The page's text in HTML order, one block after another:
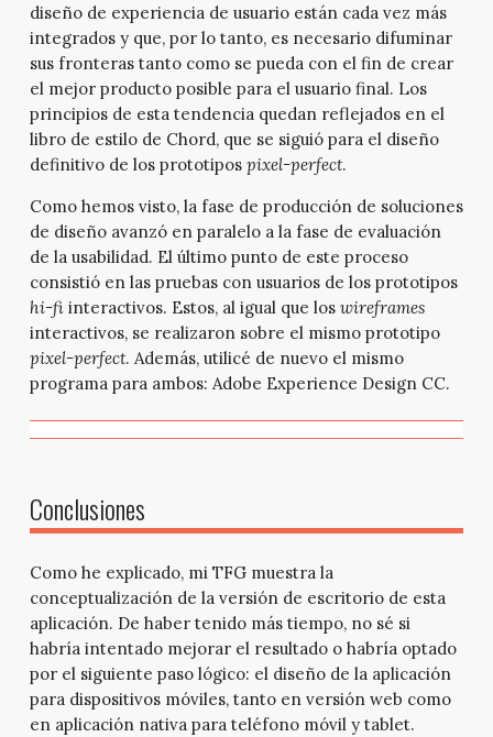
diseño de experiencia de usuario están cada vez más
integrados y que, por lo tanto, es necesario difuminar
sus fronteras tanto como se pueda con el fin de crear
el mejor producto posible para el usuario final. Los
principios de esta tendencia quedan reflejados en el
libro de estilo de Chord, que se siguió para el diseño
definitivo de los prototipos pixel-perfect.
Como hemos visto, la fase de producción de soluciones
de diseño avanzó en paralelo a la fase de evaluación
de la usabilidad. El último punto de este proceso
consistió en las pruebas con usuarios de los prototipos
hi-fiinteractivos. Estos, al igual que los wireframes
interactivos, se realizaron sobre el mismo prototipo
pixel-perfect. Además, utilicé de nuevo el mismo
programa para ambos: Adobe Experience Design CC.
Conclusiones
Como he explicado, mi TFG muestra la
conceptualización de la versión de escritorio de esta
aplicación. De haber tenido más tiempo, no sé si
habría intentado mejorar el resultado o habría optado
por el siguiente paso lógico: el diseño de la aplicación
para dispositivos móviles, tanto en versión web como
en aplicación nativa para teléfono móvil y tablet.